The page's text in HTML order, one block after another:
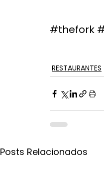
#thefork
RESTAURANTES
Posts Relacionados